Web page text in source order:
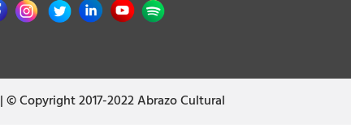
| © Copyright 2017-2022 Abrazo Cultural